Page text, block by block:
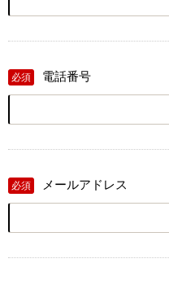
必須 電話番号
必須 メールアドレス